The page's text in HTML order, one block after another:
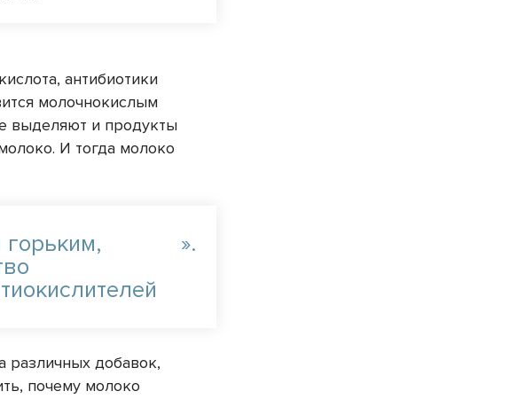
антибиотики
молочнокислым
выделяют и продукты
И тогда молоко
горьким,
».
различных добавок,
почему молоко